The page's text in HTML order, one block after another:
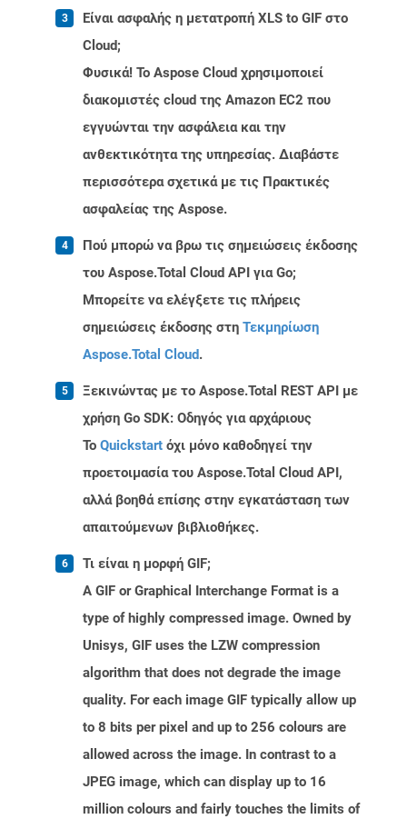
Είναι ασφαλής η μετατροπή XLS to GIF στο
Cloud;
Φυσικά! Το Aspose Cloud χρησιμοποιεί
διακομιστές cloud της Amazon EC2 που
εγγυώνται την ασφάλεια και την
ανθεκτικότητα της υπηρεσίας. Διαβάστε
περισσότερα σχετικά με τις Πρακτικές
ασφαλείας της Aspose.
Πού μπορώ να βρω τις σημειώσεις έκδοσης
του Aspose.Total Cloud API για Go;
Μπορείτε να ελέγξετε τις πλήρεις
σημειώσεις έκδοσης στη Τεκμηρίωση
Aspose.Total Cloud.
Ξεκινώντας με το Aspose.Total REST API με
χρήση Go SDK: Οδηγός για αρχάριους
Το Quickstart όχι μόνο καθοδηγεί την
προετοιμασία του Aspose.Total Cloud API,
αλλά βοηθά επίσης στην εγκατάσταση των
απαιτούμενων βιβλιοθήκες.
Τι είναι η μορφή GIF;
A GIF or Graphical Interchange Format is a
type of highly compressed image. Owned by
Unisys, GIF uses the LZW compression
algorithm that does not degrade the image
quality. For each image GIF typically allow up
to 8 bits per pixel and up to 256 colours are
allowed across the image. In contrast to a
JPEG image, which can display up to 16
million colours and fairly touches the limits of